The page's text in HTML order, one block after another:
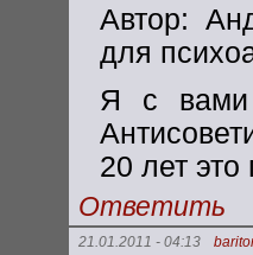
Автор:
для
Я с вами
20 лет это
Ответить
21.01.2011 - 04:13